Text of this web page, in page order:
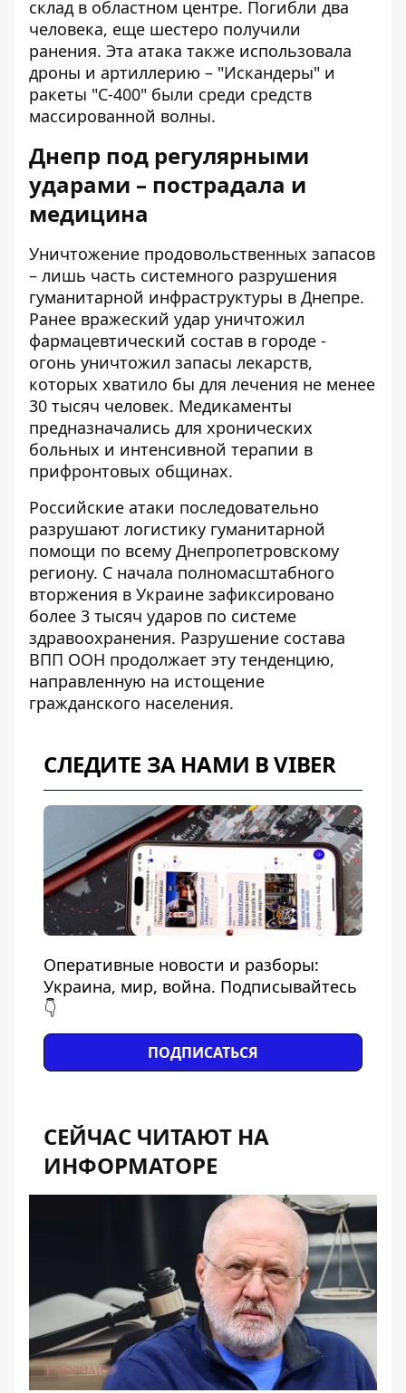
склад в областном центре. Погибли два
человека, еще шестеро получили
ранения. Эта атака также использовала
дроны и артиллерию – "Искандеры" и
ракеты "С-400" были среди средств
массированной волны.
Днепр под регулярными
ударами – пострадала и
медицина
Уничтожение продовольственных запасов
– лишь часть системного разрушения
гуманитарной инфраструктуры в Днепре.
Ранее вражеский удар уничтожил
фармацевтический состав в городе -
огонь уничтожил запасы лекарств,
которых хватило бы для лечения не менее
30 тысяч человек. Медикаменты
предназначались для хронических
больных и интенсивной терапии в
прифронтовых общинах.
Российские атаки последовательно
разрушают логистику гуманитарной
помощи по всему Днепропетровскому
региону. С начала полномасштабного
вторжения в Украине зафиксировано
более 3 тысяч ударов по системе
здравоохранения. Разрушение состава
ВПП ООН продолжает эту тенденцию,
направленную на истощение
гражданского населения.
СЛЕДИТЕ ЗА НАМИ В VIBER
Оперативные новости и разборы:
Украина, мир, война. Подписывайтесь
👇
ПОДПИСАТЬСЯ
СЕЙЧАС ЧИТАЮТ НА
ИНФОРМАТОРЕ